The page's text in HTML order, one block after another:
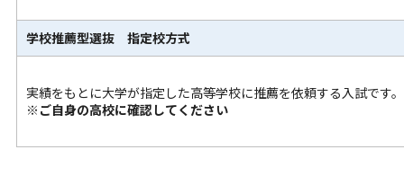
学校推薦型選抜 指定校方式
実績をもとに大学が指定した高等学校に推薦を依頼する入試です。
※ご自身の高校に確認してください